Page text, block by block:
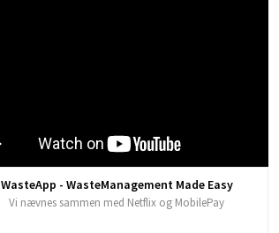
WasteApp - WasteManagement Made Easy
Vi nævnes sammen med Netflix og MobilePay